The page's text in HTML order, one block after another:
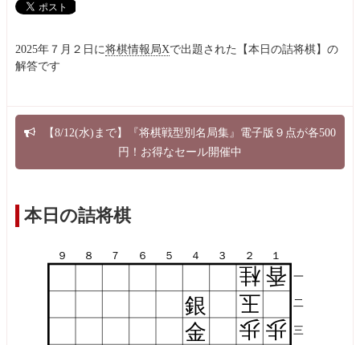
2025年７月２日に将棋情報局Xで出題された【本日の詰将棋】の
解答です
【8/12(水)まで】『将棋戦型別名局集』電子版９点が各500
円！お得なセール開催中
本日の詰将棋
９
一
８
二
７
三
６ ５ ４ ３ ２ １
桂 香
銀
玉
金
歩 歩